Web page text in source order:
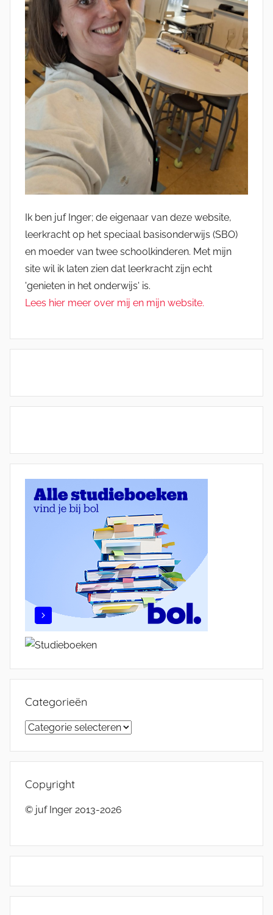
Ik ben juf Inger; de eigenaar van deze website,
leerkracht op het speciaal basisonderwijs (SBO)
en moeder van twee schoolkinderen. Met mijn
site wil ik laten zien dat leerkracht zijn echt
'genieten in het onderwijs' is.
Lees hier meer over mij en mijn website.
Categorieën
Categorieën
Copyright
© juf Inger 2013-2026